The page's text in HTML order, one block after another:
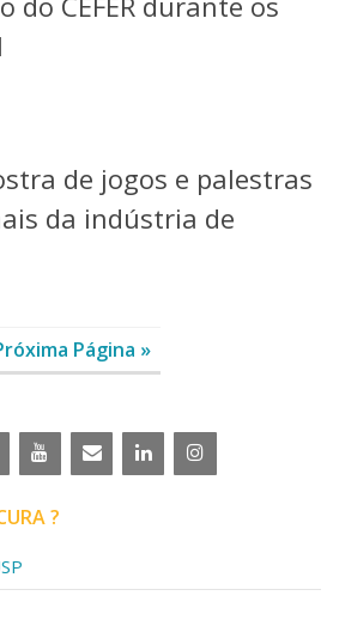
de jogos e palestras
da indústria de
Página »
?